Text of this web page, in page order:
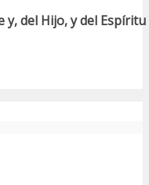
del Hijo, y del Espíritu